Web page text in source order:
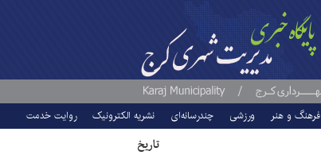
فرهنگ و هنر ورزشی چندرسانه‌ای نشریه الکترونیک روایت خدمت
تاریخ